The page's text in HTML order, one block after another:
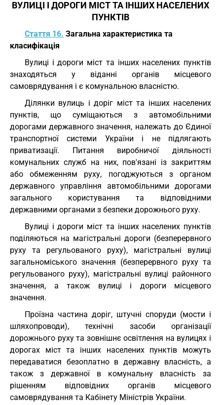
ВУЛИЦІ І ДОРОГИ МІСТ ТА ІНШИХ НАСЕЛЕНИХ
ПУНКТІВ
Стаття 16. Загальна характеристика та
класифікація
Вулиці і дороги міст та інших населених пунктів
знаходяться у віданні органів місцевого
самоврядування і є комунальною власністю.
Ділянки вулиць і доріг міст та інших населених
пунктів, що суміщаються з автомобільними
дорогами державного значення, належать до Єдиної
транспортної системи України і не підлягають
приватизації. Питання виробничої діяльності
комунальних служб на них, пов'язані із закриттям
або обмеженням руху, погоджуються з органом
державного управління автомобільними дорогами
загального користування та відповідними
державними органами з безпеки дорожнього руху.
Вулиці і дороги міст та інших населених пунктів
поділяються на магістральні дороги (безперервного
руху та регульованого руху), магістральні вулиці
загальноміського значення (безперервного руху та
регульованого руху), магістральні вулиці районного
значення, а також вулиці і дороги місцевого
значення.
Проїзна частина доріг, штучні споруди (мости і
шляхопроводи), технічні засоби організації
дорожнього руху та зовнішнє освітлення на вулицях і
дорогах міст та інших населених пунктів можуть
передаватися безоплатно в державну власність, а
також з державної в комунальну власність за
рішенням відповідних органів місцевого
самоврядування та Кабінету Міністрів України.